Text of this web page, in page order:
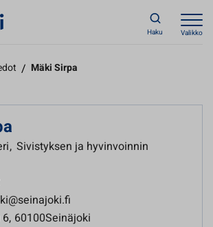
Haku Valikko
/ Mäki Sirpa
, Sivistyksen ja hyvinvoinnin
6, 60100Seinäjoki